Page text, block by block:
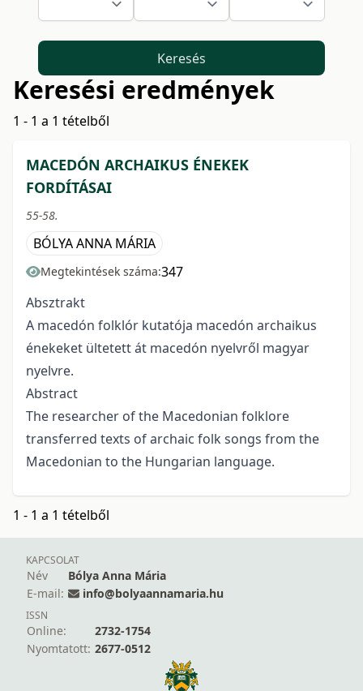
Keresés
Keresési eredmények
1 - 1 a 1 tételből
MACEDÓN ARCHAIKUS ÉNEKEK
FORDÍTÁSAI
55-58.
BÓLYA ANNA MÁRIA
Megtekintések száma:347
Absztrakt
A macedón folklór kutatója macedón archaikus
énekeket ültetett át macedón nyelvről magyar
nyelvre.
Abstract
The researcher of the Macedonian folklore
transferred texts of archaic folk songs from the
Macedonian to the Hungarian language.
1 - 1 a 1 tételből
KAPCSOLAT
Név
Bólya Anna Mária
E-mail:
info@bolyaannamaria.hu
ISSN
Online:
2732-1754
Nyomtatott: 2677-0512